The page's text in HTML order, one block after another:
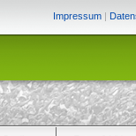
Impressum |